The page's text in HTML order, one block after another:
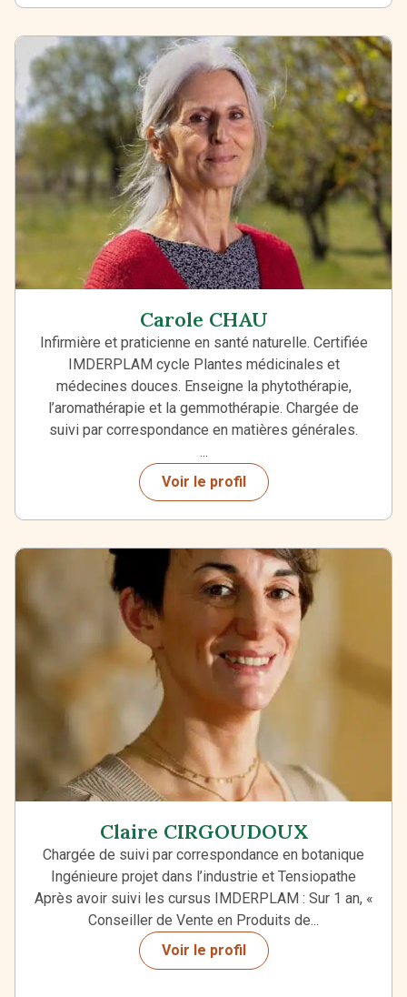
Carole CHAU
Infirmière et praticienne en santé naturelle. Certifiée
IMDERPLAM cycle Plantes médicinales et
médecines douces. Enseigne la phytothérapie,
l’aromathérapie et la gemmothérapie. Chargée de
suivi par correspondance en matières générales.
...
Voir le profil
Claire CIRGOUDOUX
Chargée de suivi par correspondance en botanique
Ingénieure projet dans l’industrie et Tensiopathe
Après avoir suivi les cursus IMDERPLAM : Sur 1 an, «
Conseiller de Vente en Produits de...
Voir le profil